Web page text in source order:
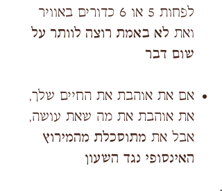
לפחות 5 או 6 כדורים באוויר
ואת לא באמת רוצה לוותר על
שום דבר
אם את אוהבת את החיים שלך,
את אוהבת את מה שאת עושה,
אבל את מתוסכלת מהמירוץ
האינסופי נגד השעון